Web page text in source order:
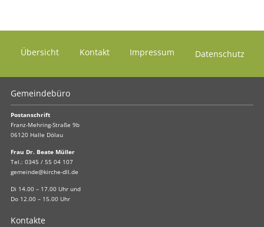
Übersicht Kontakt Impressum Datenschutz
Gemeindebüro
Postanschrift
Franz-Mehring-Straße 9b
06120 Halle Dölau
Frau Dr. Beate Müller
Tel.: 0345 / 55 04 107
gemeinde@kirche-dll.de
Di 14.00 – 17.00 Uhr und
Do 12.00 – 15.00 Uhr
Kontakte